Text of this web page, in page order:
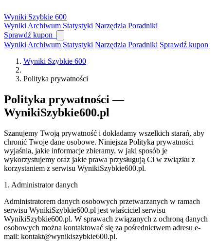
Wyniki Szybkie 600
Wyniki Archiwum Statystyki Narzędzia Poradniki
Sprawdź kupon
Wyniki Archiwum Statystyki Narzędzia Poradniki Sprawdź kupon
Wyniki Szybkie 600
Polityka prywatności
Polityka prywatności —
WynikiSzybkie600.pl
Szanujemy Twoją prywatność i dokładamy wszelkich starań, aby
chronić Twoje dane osobowe. Niniejsza Polityka prywatności
wyjaśnia, jakie informacje zbieramy, w jaki sposób je
wykorzystujemy oraz jakie prawa przysługują Ci w związku z
korzystaniem z serwisu WynikiSzybkie600.pl.
1. Administrator danych
Administratorem danych osobowych przetwarzanych w ramach
serwisu WynikiSzybkie600.pl jest właściciel serwisu
WynikiSzybkie600.pl. W sprawach związanych z ochroną danych
osobowych można kontaktować się za pośrednictwem adresu e-
mail: kontakt@wynikiszybkie600.pl.